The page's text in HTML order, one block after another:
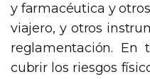
y farmacéutica y
viajero, y otros
reglamentación. En
cubrir los riesgos